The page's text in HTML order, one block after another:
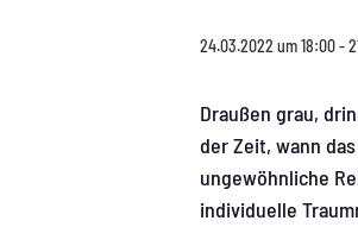
24.03.2022 um 18:00-
Draußen grau,
der Zeit, wann
ungewöhnliche
individuelle